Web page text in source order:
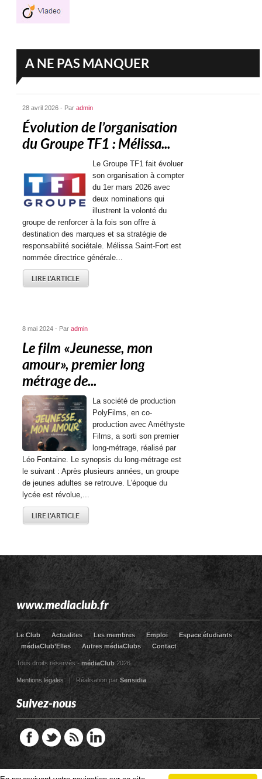
A NE PAS MANQUER
28 avril 2026 - Paradmin
Évolution de l’organisation
du Groupe TF1 : Mélissa...
Le Groupe TF1 fait évoluer
son organisation à compter
du 1er mars 2026 avec
deux nominations qui
illustrent la volonté du
groupe de renforcer à la fois son offre à
destination des marques et sa stratégie de
responsabilité sociétale. Mélissa Saint-Fort est
nommée directrice générale...
LIRE L'ARTICLE
8 mai 2024 - Paradmin
Le film « Jeunesse, mon
amour », premier long
métrage de...
La société de production
PolyFilms, en co-
production avec Améthyste
Films, a sorti son premier
long-métrage, réalisé par
Léo Fontaine. Le synopsis du long-métrage est
le suivant : Après plusieurs années, un groupe
de jeunes adultes se retrouve. L'époque du
lycée est révolue,...
LIRE L'ARTICLE
www.mediaclub.fr
Le Club Actualites Les membres Emploi
Espace étudiants
médiaClub’Elles
Autres médiaClubs Contact
Tous droits réservés -médiaClub 2026
Mentions légales| Réalisation parSensidia
Suivez-nous